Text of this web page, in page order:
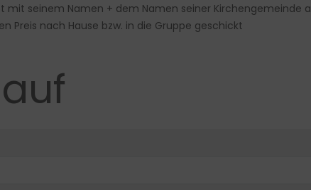
mit seinem Namen + dem Namen seiner Kirchengemeinde
Preis nach Hause bzw. in die Gruppe geschickt